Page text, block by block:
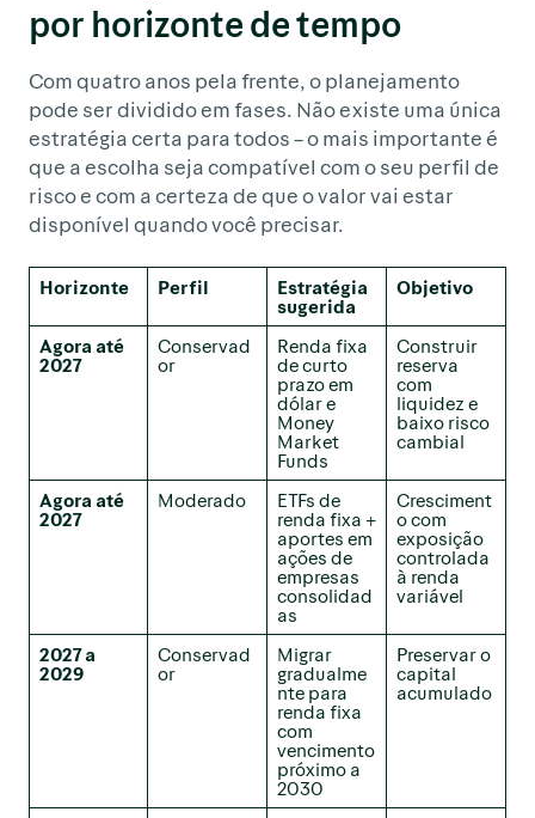
por horizonte de tempo
Com quatro anos pela frente, o planejamento
pode ser dividido em fases. Não existe uma única
estratégia certa para todos – o mais importante é
que a escolha seja compatível com o seu perfil de
risco e com a certeza de que o valor vai estar
disponível quando você precisar.
Horizonte Perfil
Estratégia
sugerida
Objetivo
Agora até
2027
Conservad
or
Renda fixa
de curto
prazo em
dólar e
Money
Market
Funds
Construir
reserva
com
liquidez e
baixo risco
cambial
Agora até
2027
Moderado
ETFs de
renda fixa +
aportes em
ações de
empresas
consolidad
as
Cresciment
o com
exposição
controlada
à renda
variável
2027 a
2029
Conservad
or
Migrar
gradualme
nte para
renda fixa
com
vencimento
próximo a
2030
Preservar o
capital
acumulado